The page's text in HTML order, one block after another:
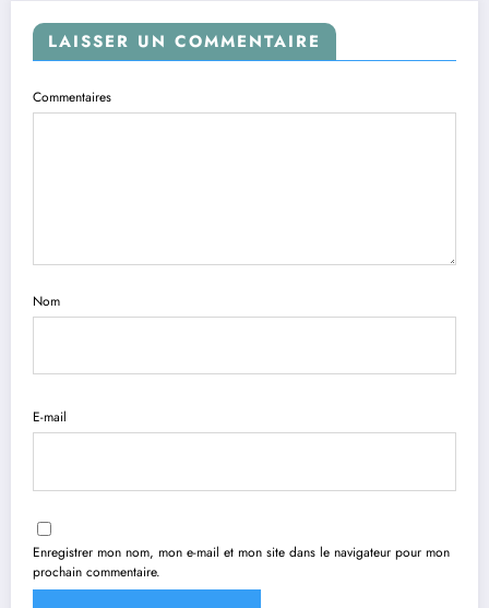
LAISSER UN COMMENTAIRE
Commentaires
Nom
E-mail
Enregistrer mon nom, mon e-mail et mon site dans le navigateur pour mon
prochain commentaire.